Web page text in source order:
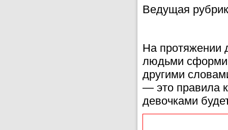
Ведущая
На протяжении
людьми
другими
— это правила
девочками